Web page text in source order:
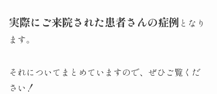
実際にご来院された患者さんの症例 となり
ます。
それについてまとめていますので、ぜひご覧くだ
さい！